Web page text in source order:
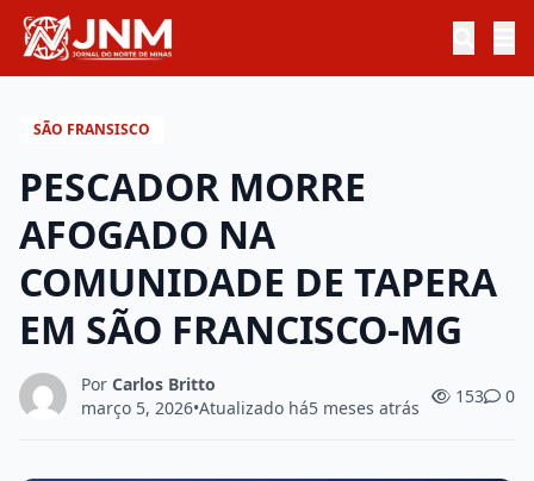
SÃO FRANSISCO
PESCADOR MORRE
AFOGADO NA
COMUNIDADE DE TAPERA
EM SÃO FRANCISCO-MG
Por Carlos Britto
março 5, 2026•Atualizado há5 meses atrás
153 0